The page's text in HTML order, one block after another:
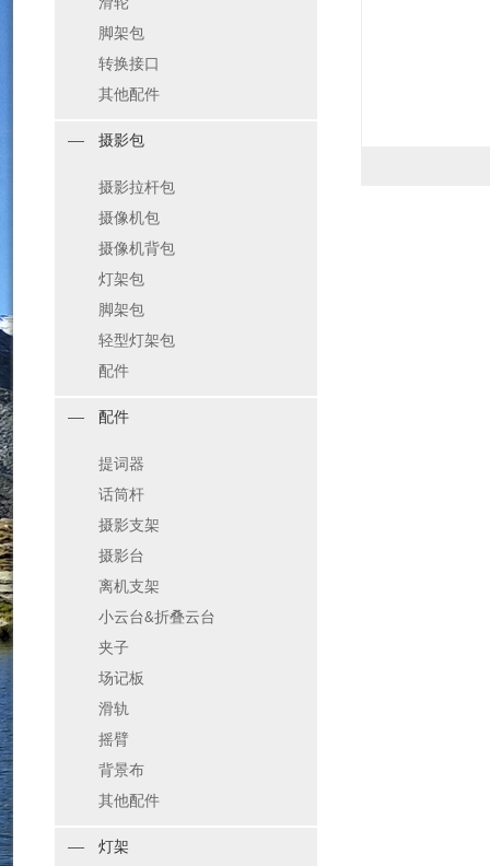
脚架包
转换接口
其他配件
摄影包
摄影拉杆包
摄像机包
摄像机背包
灯架包
脚架包
轻型灯架包
配件
配件
提词器
话筒杆
摄影支架
摄影台
离机支架
小云台&折叠云台
夹子
场记板
滑轨
摇臂
背景布
其他配件
灯架